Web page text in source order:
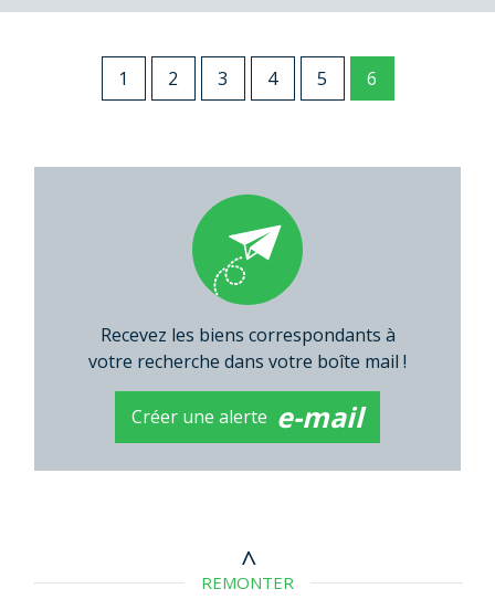
1 2 3 4 5 6
Recevez les biens correspondants à
votre recherche dans votre boîte mail !
Créer une alerte e-mail
REMONTER